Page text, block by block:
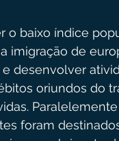
o baixo índice
imigração de
desenvolver
oriundos do
foram